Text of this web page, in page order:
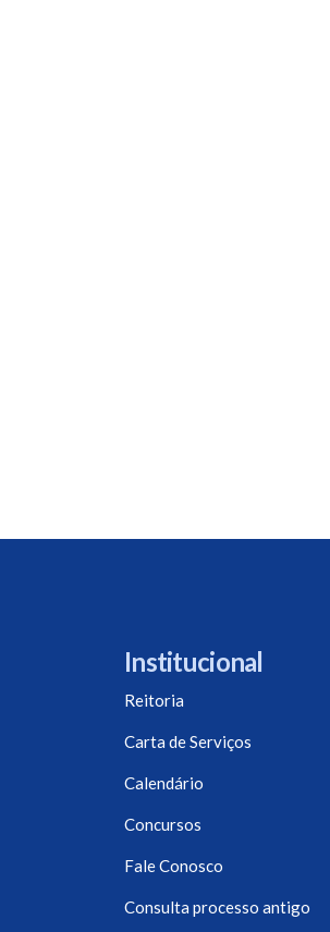
Institucional
Reitoria
Carta de Serviços
Calendário
Concursos
Fale Conosco
Consulta processo antigo